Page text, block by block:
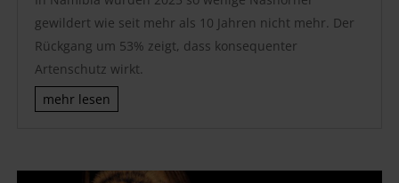
gewildert wie seit mehr als 10 Jahren nicht mehr. Der
Rückgang um 53% zeigt, dass konsequenter
Artenschutz wirkt.
mehr lesen